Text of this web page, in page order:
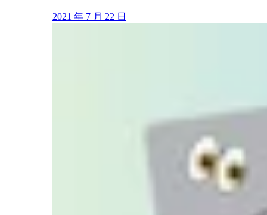
2021 年 7 月 22 日